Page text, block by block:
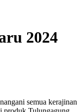
2024
semua kerajinan